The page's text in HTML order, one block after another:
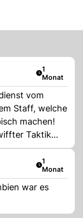
Artikel
1
Monat
vom
Staff, welche
Taktik
Artikel
1
Monat
war es